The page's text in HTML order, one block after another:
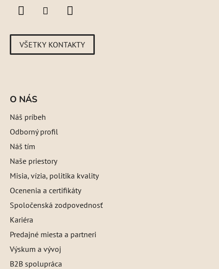
VŠETKY KONTAKTY
O NÁS
Náš príbeh
Odborný profil
Náš tím
Naše priestory
Misia, vízia, politika kvality
Ocenenia a certifikáty
Spoločenská zodpovednosť
Kariéra
Predajné miesta a partneri
Výskum a vývoj
B2B spolupráca